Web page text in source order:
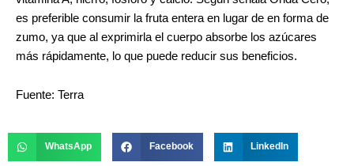
es preferible consumir la fruta entera en lugar de en forma de
zumo, ya que al exprimirla el cuerpo absorbe los azúcares
más rápidamente, lo que puede reducir sus beneficios.
Fuente: Terra
WhatsApp Facebook LinkedIn